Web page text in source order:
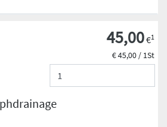
45,00€1
€ 45,00 / 1St